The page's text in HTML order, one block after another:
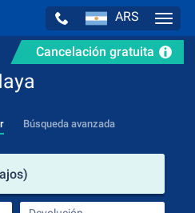
ARS
Cancelación gratuita
Búsqueda avanzada